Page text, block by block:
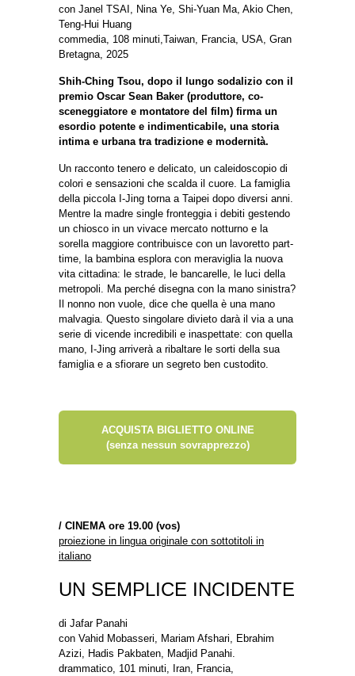
con Janel TSAI, Nina Ye, Shi-Yuan Ma, Akio Chen,
Teng-Hui Huang
commedia, 108 minuti,Taiwan, Francia, USA, Gran
Bretagna, 2025
Shih-Ching Tsou, dopo il lungo sodalizio con il
premio Oscar Sean Baker (produttore, co-
sceneggiatore e montatore del film) firma un
esordio potente e indimenticabile, una storia
intima e urbana tra tradizione e modernità.
Un racconto tenero e delicato, un caleidoscopio di
colori e sensazioni che scalda il cuore. La famiglia
della piccola I-Jing torna a Taipei dopo diversi anni.
Mentre la madre single fronteggia i debiti gestendo
un chiosco in un vivace mercato notturno e la
sorella maggiore contribuisce con un lavoretto part-
time, la bambina esplora con meraviglia la nuova
vita cittadina: le strade, le bancarelle, le luci della
metropoli. Ma perché disegna con la mano sinistra?
Il nonno non vuole, dice che quella è una mano
malvagia. Questo singolare divieto darà il via a una
serie di vicende incredibili e inaspettate: con quella
mano, I-Jing arriverà a ribaltare le sorti della sua
famiglia e a sfiorare un segreto ben custodito.
ACQUISTA BIGLIETTO ONLINE
(senza nessun sovrapprezzo)
/ CINEMA ore 19.00 (vos)
proiezione in lingua originale con sottotitoli in
italiano
UN SEMPLICE INCIDENTE
di Jafar Panahi
con Vahid Mobasseri, Mariam Afshari, Ebrahim
Azizi, Hadis Pakbaten, Madjid Panahi.
drammatico, 101 minuti, Iran, Francia,